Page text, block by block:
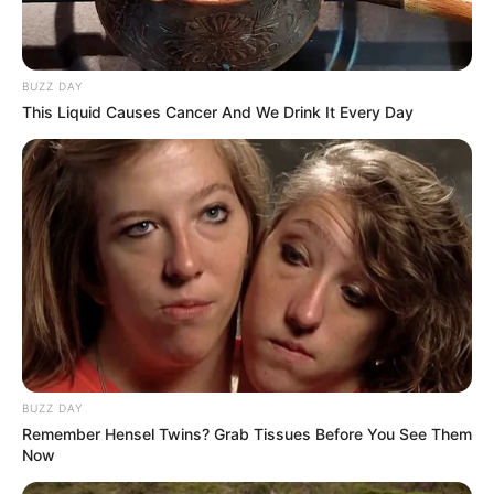
5. Monster menjauh
“Permen sehari membuat monster
menjauh.” – Anonim.
Kata-kata ini juga lazim digunakan. Terkait dengan tradisi zaman
dahulu. Mereka percaya kepada tokoh tertentu untuk mengusir
hantu dan memberi imbalan permen.
BUZZ DAY
This Liquid Causes Cancer And We Drink It Every Day
BUZZ DAY
Remember Hensel Twins? Grab Tissues Before You See Them
Now